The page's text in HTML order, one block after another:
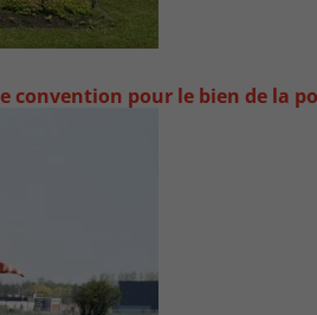
convention pour le bien de la